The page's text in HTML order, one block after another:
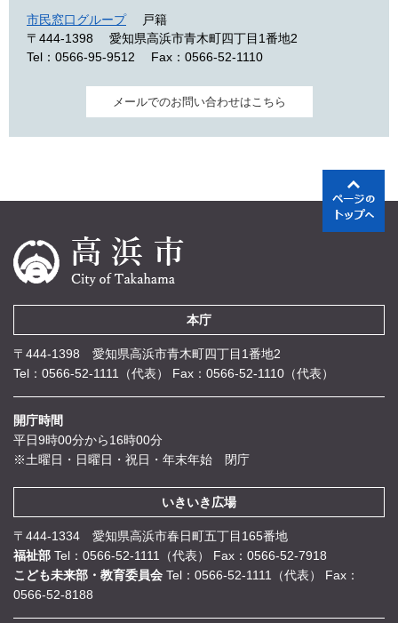
市民窓口グループ
戸籍
〒444-1398
愛知県高浜市青木町四丁目1番地2
Tel：0566-95-9512
Fax：0566-52-1110
メールでのお問い合わせはこちら
本庁
〒444-1398 愛知県高浜市青木町四丁目1番地2
Tel：0566-52-1111（代表）
Fax：0566-52-1110（代表）
開庁時間
平日9時00分から16時00分
※土曜日・日曜日・祝日・年末年始 閉庁
いきいき広場
〒444-1334 愛知県高浜市春日町五丁目165番地
福祉部 Tel：0566-52-1111（代表）
Fax：0566-52-7918
こども未来部・教育委員会 Tel：0566-52-1111（代表）
Fax：
0566-52-8188